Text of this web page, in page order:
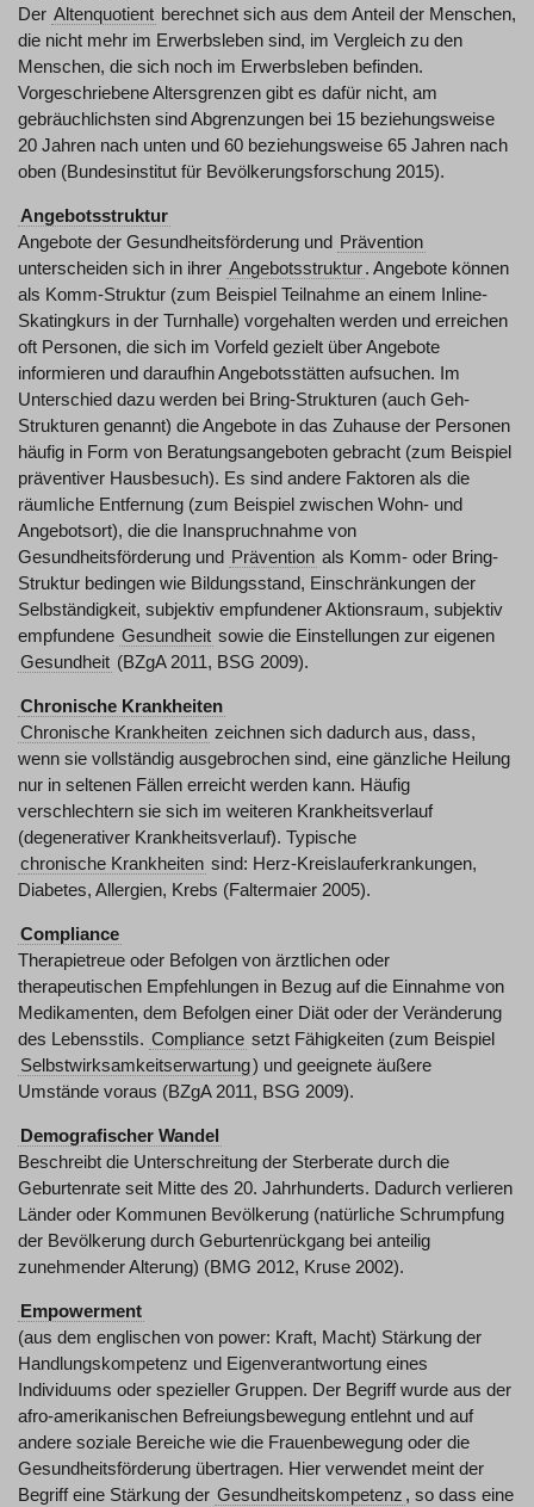
Der Altenquotient berechnet sich aus dem Anteil der Menschen,
die nicht mehr im Erwerbsleben sind, im Vergleich zu den
Menschen, die sich noch im Erwerbsleben befinden.
Vorgeschriebene Altersgrenzen gibt es dafür nicht, am
gebräuchlichsten sind Abgrenzungen bei 15 beziehungsweise
20 Jahren nach unten und 60 beziehungsweise 65 Jahren nach
oben (Bundesinstitut für Bevölkerungsforschung 2015).
Angebotsstruktur
Angebote der Gesundheitsförderung und Prävention
unterscheiden sich in ihrer Angebotsstruktur. Angebote können
als Komm-Struktur (zum Beispiel Teilnahme an einem Inline-
Skatingkurs in der Turnhalle) vorgehalten werden und erreichen
oft Personen, die sich im Vorfeld gezielt über Angebote
informieren und daraufhin Angebotsstätten aufsuchen. Im
Unterschied dazu werden bei Bring-Strukturen (auch Geh-
Strukturen genannt) die Angebote in das Zuhause der Personen
häufig in Form von Beratungsangeboten gebracht (zum Beispiel
präventiver Hausbesuch). Es sind andere Faktoren als die
räumliche Entfernung (zum Beispiel zwischen Wohn- und
Angebotsort), die die Inanspruchnahme von
Gesundheitsförderung und Prävention als Komm- oder Bring-
Struktur bedingen wie Bildungsstand, Einschränkungen der
Selbständigkeit, subjektiv empfundener Aktionsraum, subjektiv
empfundene Gesundheit sowie die Einstellungen zur eigenen
Gesundheit (BZgA 2011, BSG 2009).
Chronische Krankheiten
Chronische Krankheiten zeichnen sich dadurch aus, dass,
wenn sie vollständig ausgebrochen sind, eine gänzliche Heilung
nur in seltenen Fällen erreicht werden kann. Häufig
verschlechtern sie sich im weiteren Krankheitsverlauf
(degenerativer Krankheitsverlauf). Typische
chronische Krankheiten sind: Herz-Kreislauferkrankungen,
Diabetes, Allergien, Krebs (Faltermaier 2005).
Compliance
Therapietreue oder Befolgen von ärztlichen oder
therapeutischen Empfehlungen in Bezug auf die Einnahme von
Medikamenten, dem Befolgen einer Diät oder der Veränderung
des Lebensstils. Compliance setzt Fähigkeiten (zum Beispiel
Selbstwirksamkeitserwartung) und geeignete äußere
Umstände voraus (BZgA 2011, BSG 2009).
Demografischer Wandel
Beschreibt die Unterschreitung der Sterberate durch die
Geburtenrate seit Mitte des 20. Jahrhunderts. Dadurch verlieren
Länder oder Kommunen Bevölkerung (natürliche Schrumpfung
der Bevölkerung durch Geburtenrückgang bei anteilig
zunehmender Alterung) (BMG 2012, Kruse 2002).
Empowerment
(aus dem englischen von power: Kraft, Macht) Stärkung der
Handlungskompetenz und Eigenverantwortung eines
Individuums oder spezieller Gruppen. Der Begriff wurde aus der
afro-amerikanischen Befreiungsbewegung entlehnt und auf
andere soziale Bereiche wie die Frauenbewegung oder die
Gesundheitsförderung übertragen. Hier verwendet meint der
Begriff eine Stärkung der Gesundheitskompetenz , so dass eine